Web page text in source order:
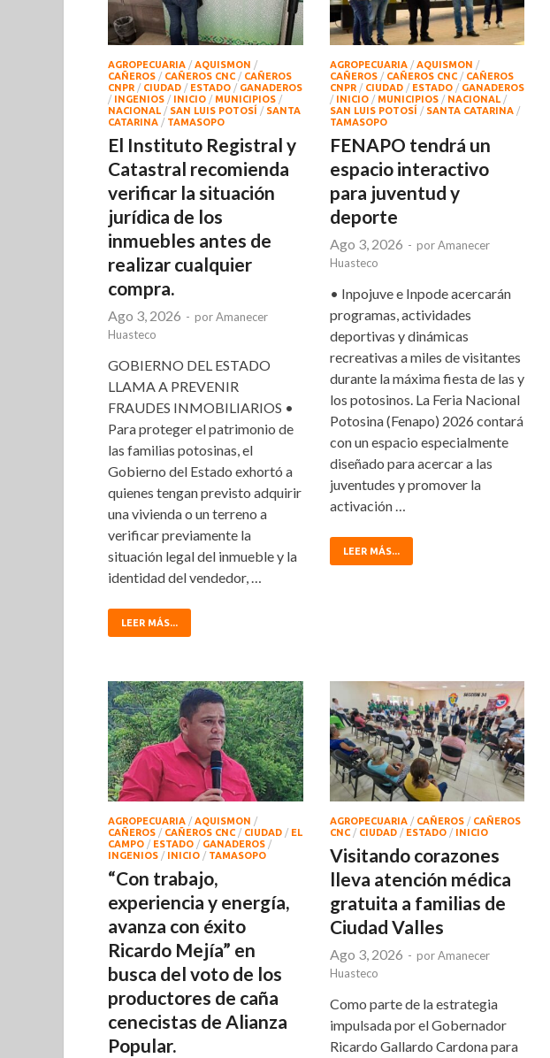
AGROPECUARIA / AQUISMON /
CAÑEROS / CAÑEROS CNC / CAÑEROS
CNPR / CIUDAD / ESTADO / GANADEROS
/ INGENIOS / INICIO / MUNICIPIOS /
NACIONAL / SAN LUIS POTOSÍ / SANTA
CATARINA / TAMASOPO
El Instituto Registral y
Catastral recomienda
verificar la situación
jurídica de los
inmuebles antes de
realizar cualquier
compra.
Ago 3, 2026 - porAmanecer
Huasteco
GOBIERNO DEL ESTADO
LLAMA A PREVENIR
FRAUDES INMOBILIARIOS •
Para proteger el patrimonio de
las familias potosinas, el
Gobierno del Estado exhortó a
quienes tengan previsto adquirir
una vivienda o un terreno a
verificar previamente la
situación legal del inmueble y la
identidad del vendedor, …
LEER MÁS...
AGROPECUARIA/ AQUISMON /
CAÑEROS/ CAÑEROS CNC/ CAÑEROS
CNPR/ CIUDAD/ ESTADO/ GANADEROS
/ INICIO/ MUNICIPIOS/ NACIONAL/
SAN LUIS POTOSÍ / SANTA CATARINA/
TAMASOPO
FENAPO tendrá un
espacio interactivo
para juventud y
deporte
Ago 3, 2026 - porAmanecer
Huasteco
• Inpojuve e Inpode acercarán
programas, actividades
deportivas y dinámicas
recreativas a miles de visitantes
durante la máxima fiesta de las y
los potosinos. La Feria Nacional
Potosina (Fenapo) 2026 contará
con un espacio especialmente
diseñado para acercar a las
juventudes y promover la
activación …
LEER MÁS...
AGROPECUARIA / AQUISMON /
CAÑEROS / CAÑEROS CNC / CIUDAD / EL
CAMPO / ESTADO / GANADEROS /
INGENIOS / INICIO / TAMASOPO
“Con trabajo,
experiencia y energía,
avanza con éxito
Ricardo Mejía” en
busca del voto de los
productores de caña
cenecistas de Alianza
Popular.
AGROPECUARIA/ CAÑEROS/ CAÑEROS
CNC/ CIUDAD/ ESTADO/ INICIO
Visitando corazones
lleva atención médica
gratuita a familias de
Ciudad Valles
Ago 3, 2026 - porAmanecer
Huasteco
Como parte de la estrategia
impulsada por el Gobernador
Ricardo Gallardo Cardona para